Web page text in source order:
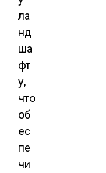
ла
нд
ша
фт
у,
что
об
ес
пе
чи